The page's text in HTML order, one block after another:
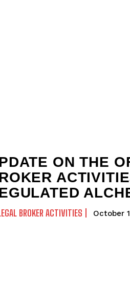
ON THE
BROKER ACTIVITIES October